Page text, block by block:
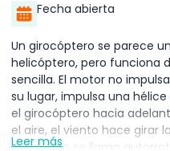
Fecha abierta
Un girocóptero se parece
helicóptero, pero funciona
sencilla. El motor no
su lugar, impulsa una
el girocóptero hacia
el aire, el viento hace girar
solas; esto se llama
Leer más